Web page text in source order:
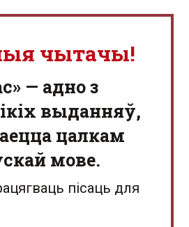
чытачы!
— адно з
выданняў,
цалкам
мове.
пісаць для